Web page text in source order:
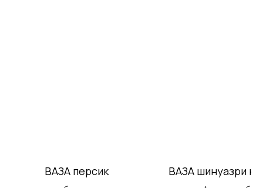
ВАЗА персик ВАЗА шинуазри